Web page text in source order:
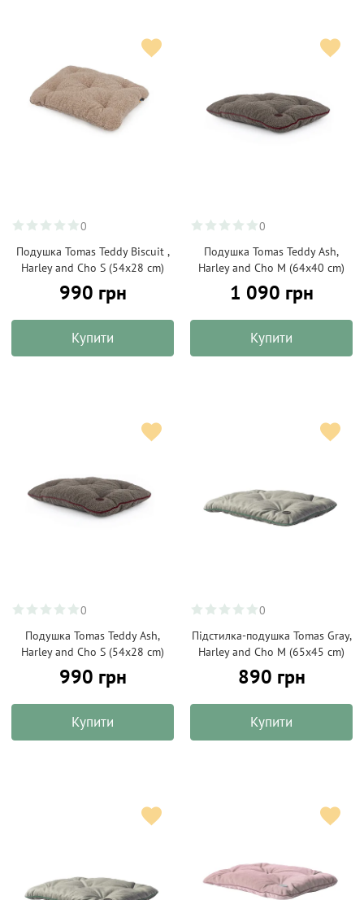
0
Подушка Tomas Teddy Biscuit ,
Harley and Cho S (54x28 cm)
990 грн
Купити
0
Подушка Tomas Teddy Ash,
Harley and Cho M (64x40 cm)
1 090 грн
Купити
0
Подушка Tomas Teddy Ash,
Harley and Cho S (54x28 cm)
990 грн
Купити
0
Підстилка-подушка Tomas Gray,
Harley and Cho M (65х45 cm)
890 грн
Купити